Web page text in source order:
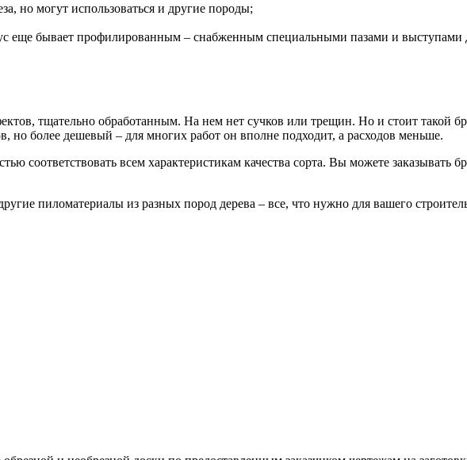
но могут использоваться и другие породы;
еще бывает профилированным – снабженным специальными пазами и выступами
тщательно обработанным. На нем нет сучков или трещин. Но и стоит такой
но более дешевый – для многих работ он вполне подходит, а расходов меньше.
соответствовать всем характеристикам качества сорта. Вы можете заказывать
пиломатериалы из разных пород дерева – все, что нужно для вашего